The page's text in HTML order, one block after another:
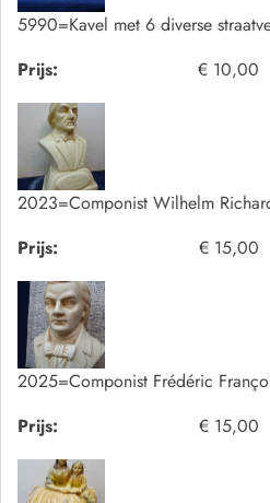
5990=Kavel met 6 diverse
Prijs:
€ 10,00
2023=Componist Wilhelm
Prijs:
€ 15,00
2025=Componist Frédéric
Prijs:
€ 15,00